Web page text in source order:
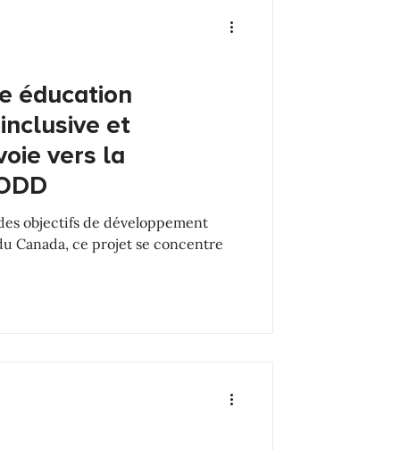
éducation
et
vers la
objectifs de développement
Canada, ce projet se concentre